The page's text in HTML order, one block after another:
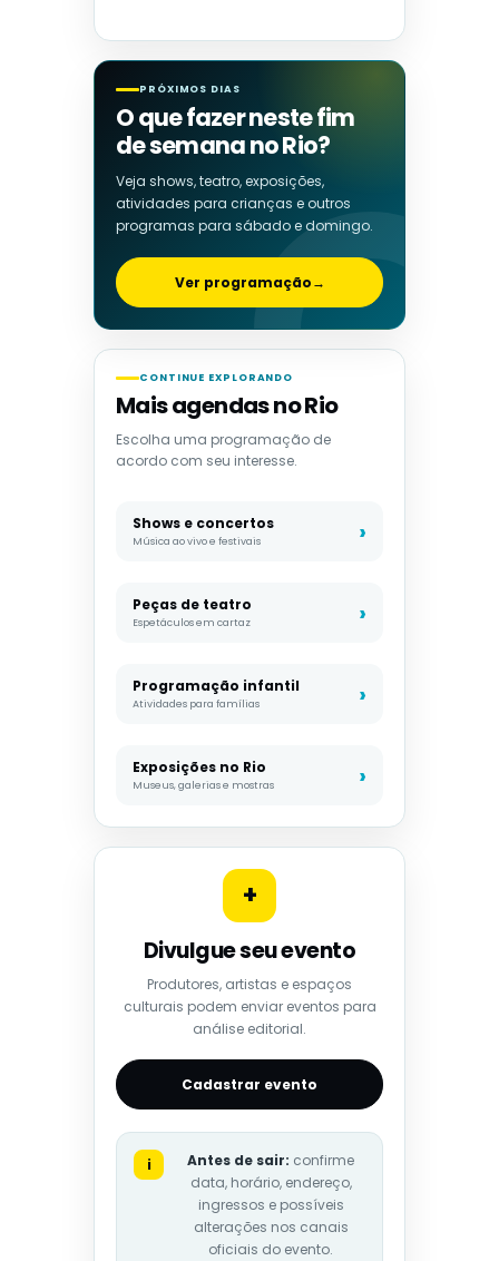
PRÓXIMOS DIAS
O que fazer neste fim
de semana no Rio?
Veja shows, teatro, exposições,
atividades para crianças e outros
programas para sábado e domingo.
Ver programação→
CONTINUE EXPLORANDO
Mais agendas no Rio
Escolha uma programação de
acordo com seu interesse.
Shows e concertos
Música ao vivo e festivais
Peças de teatro
Espetáculos em cartaz
Programação infantil
Atividades para famílias
Exposições no Rio
Museus, galerias e mostras
+
Divulgue seu evento
Produtores, artistas e espaços
culturais podem enviar eventos para
análise editorial.
Cadastrar evento
i Antes de sair: confirme
data, horário, endereço,
ingressos e possíveis
alterações nos canais
oficiais do evento.